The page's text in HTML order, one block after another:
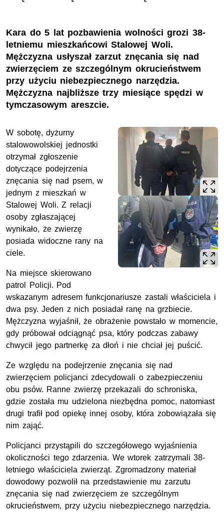
Kara do 5 lat pozbawienia wolności grozi 38-
letniemu mieszkańcowi Stalowej Woli.
Mężczyzna usłyszał zarzut znęcania się nad
zwierzęciem ze szczególnym okrucieństwem
przy użyciu niebezpiecznego narzędzia.
Mężczyzna najbliższe trzy miesiące spędzi w
tymczasowym areszcie.
W sobotę, dyżurny
stalowowolskiej jednostki
otrzymał zgłoszenie
dotyczące podejrzenia
znęcania się nad psem, w
jednym z mieszkań w
Stalowej Woli. Z relacji
osoby zgłaszającej
wynikało, że zwierzę
posiada widoczne rany na
ciele.
Na miejsce skierowano
patrol Policji. Pod
wskazanym adresem funkcjonariusze zastali właściciela i
dwa psy. Jeden z nich posiadał ranę na grzbiecie.
Mężczyzna wyjaśnił, że obrażenie powstało w momencie,
gdy próbował odciągnąć psa, który podczas zabawy
chwycił jego partnerkę za dłoń i nie chciał jej puścić.
Ze względu na podejrzenie znęcania się nad
zwierzęciem policjanci zdecydowali o zabezpieczeniu
obu psów. Ranne zwierzę przekazali do schroniska,
gdzie została mu udzielona niezbędna pomoc, natomiast
drugi trafił pod opiekę innej osoby, która zobowiązała się
nim zająć.
Policjanci przystąpili do szczegółowego wyjaśnienia
okoliczności tego zdarzenia. We wtorek zatrzymali 38-
letniego właściciela zwierząt. Zgromadzony materiał
dowodowy pozwolił na przedstawienie mu zarzutu
znęcania się nad zwierzęciem ze szczególnym
okrucieństwem, przy użyciu niebezpiecznego narzędzia.